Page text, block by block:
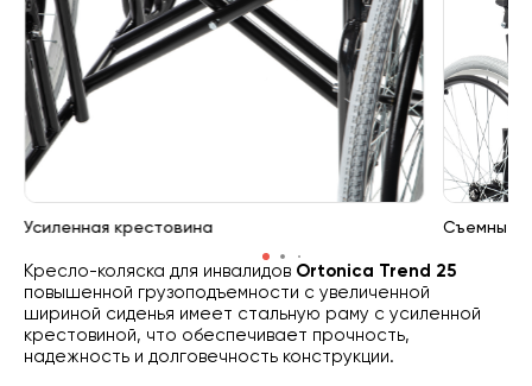
Усиленная крестовина Съемные
Кресло-коляска для инвалидов Ortonica Trend 25
повышенной грузоподъемности с увеличенной
шириной сиденья имеет стальную раму с усиленной
крестовиной, что обеспечивает прочность,
надежность и долговечность конструкции.